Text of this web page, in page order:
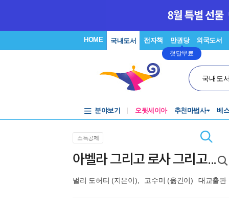
HOME 국내도서 전자책 만권당
첫달무료
외국도서
국내도
분야보기 오뒷세이아 추천마법사 베
소득공제
아벨라 그리고 로사 그리고...
벌리 도허티 (지은이), 고수미 (옮긴이) 대교출판